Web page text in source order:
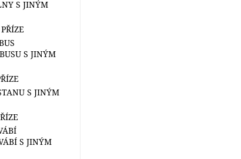
S JINÝM
S JINÝM
S JINÝM
S JINÝM